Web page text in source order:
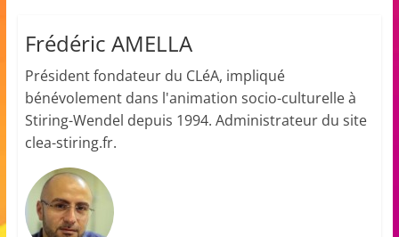
s
a
v
Frédéric AMELLA
Président fondateur du CLéA, impliqué
bénévolement dans l'animation socio-culturelle à
Stiring-Wendel depuis 1994. Administrateur du site
clea-stiring.fr.